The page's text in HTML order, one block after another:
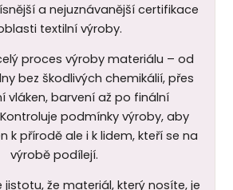
a nejuznávanější certifikace
textilní výroby.
proces výroby materiálu – od
bez škodlivých chemikálií, přes
vláken, barvení až po finální
podmínky výroby, aby
kpřírodě ale i k lidem, kteří se na
výrobě podílejí.
že materiál, který nosíte, je